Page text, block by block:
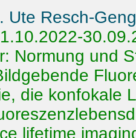
Ute Resch-
Normung und
die konfokale
lifetime